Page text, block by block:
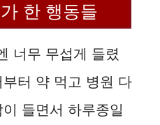
V
i
d
한 행동들
너무 무섭게 들렸
터 약 먹고 병원 다
들면서 하루종일